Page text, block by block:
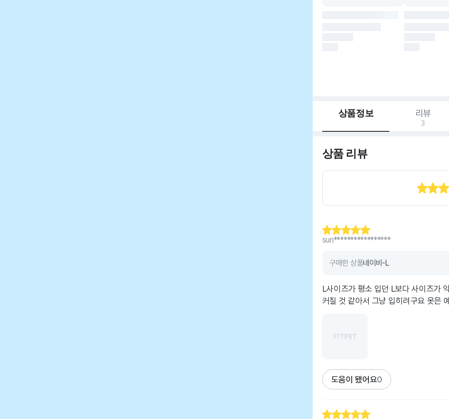
상품정보 리뷰
3
상품 리뷰
sun*****************
구매한 상품네이비-L
L사이즈가 평소 입던 L보다 사이즈가
커질 것 같아서 그냥 입히려구요 옷은
도움이 됐어요0